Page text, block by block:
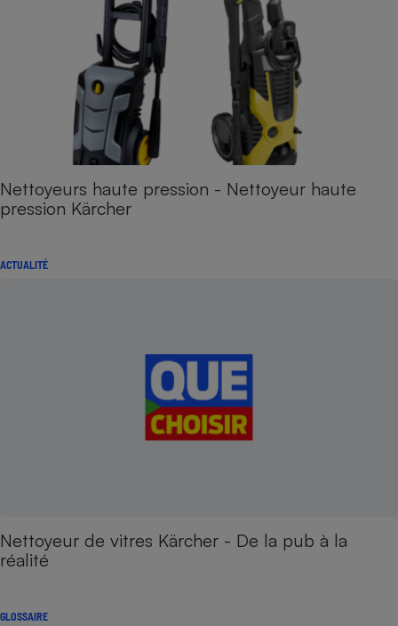
Nettoyeurs haute pression - Nettoyeur haute
pression Kärcher
ACTUALITÉ
Nettoyeur de vitres Kärcher - De la pub à la
réalité
GLOSSAIRE